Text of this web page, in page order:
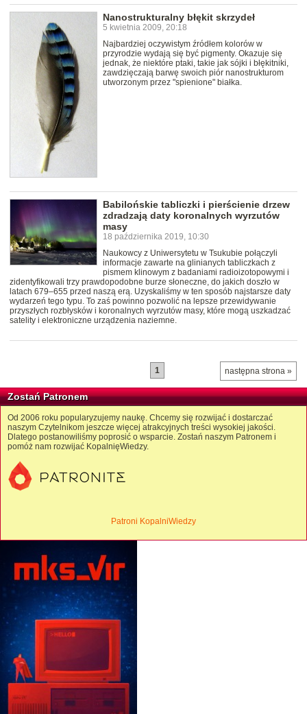
Nanostrukturalny błękit skrzydeł
5 kwietnia 2009, 20:18
Najbardziej oczywistym źródłem kolorów w
przyrodzie wydają się być pigmenty. Okazuje się
jednak, że niektóre ptaki, takie jak sójki i błękitniki,
zawdzięczają barwę swoich piór nanostrukturom
utworzonym przez "spienione" białka.
Babilońskie tabliczki i pierścienie drzew
zdradzają daty koronalnych wyrzutów
masy
18 października 2019, 10:30
Naukowcy z Uniwersytetu w Tsukubie połączyli
informacje zawarte na glinianych tabliczkach z
pismem klinowym z badaniami radioizotopowymi i
zidentyfikowali trzy prawdopodobne burze słoneczne, do jakich doszło w
latach 679–655 przed naszą erą. Uzyskaliśmy w ten sposób najstarsze daty
wydarzeń tego typu. To zaś powinno pozwolić na lepsze przewidywanie
przyszłych rozbłysków i koronalnych wyrzutów masy, które mogą uszkadzać
satelity i elektroniczne urządzenia naziemne.
następna strona »
1
Zostań Patronem
Od 2006 roku popularyzujemy naukę. Chcemy się rozwijać i dostarczać
naszym Czytelnikom jeszcze więcej atrakcyjnych treści wysokiej jakości.
Dlatego postanowiliśmy poprosić o wsparcie. Zostań naszym Patronem i
pomóż nam rozwijać KopalnięWiedzy.
Patroni KopalniWiedzy